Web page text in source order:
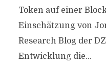
Token auf einer
Einschätzung von
Research Blog der
Entwicklung die...